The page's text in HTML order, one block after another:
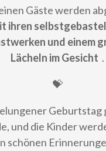
Gäste werden
ihren
und einem
Lächeln im Gesicht .
💝
Geburtstag
und die Kinder
schönen